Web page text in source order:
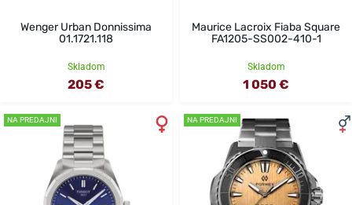
Wenger Urban Donnissima
01.1721.118
Skladom
205 €
Maurice Lacroix Fiaba Square
FA1205-SS002-410-1
Skladom
1 050 €
NA PREDAJNI NA PREDAJNI